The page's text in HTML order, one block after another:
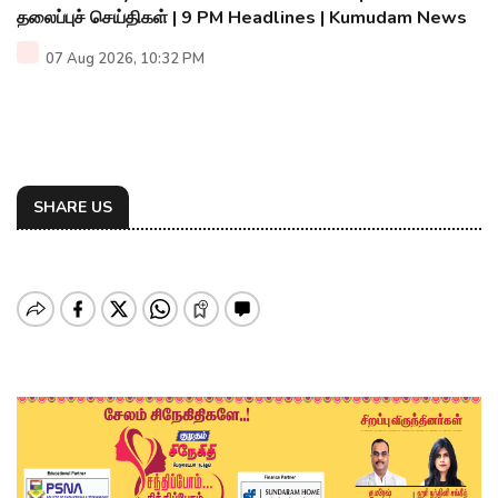
தலைப்புச் செய்திகள் | 9 PM Headlines | Kumudam News
07 Aug 2026, 10:32 PM
SHARE US